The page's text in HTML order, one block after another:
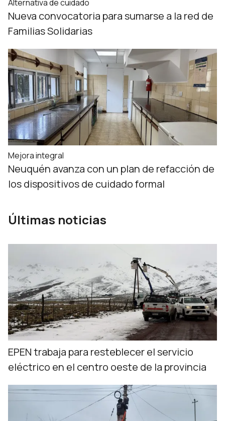
Alternativa de cuidado
Nueva convocatoria para sumarse a la red de
Familias Solidarias
Mejora integral
Neuquén avanza con un plan de refacción de
los dispositivos de cuidado formal
Últimas noticias
EPEN trabaja para resteblecer el servicio
eléctrico en el centro oeste de la provincia